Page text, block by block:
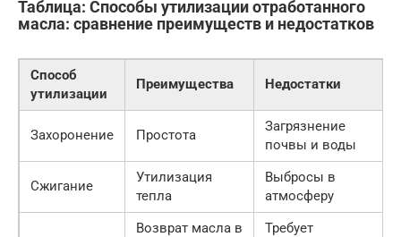
Таблица: Способы утилизации отработанного
масла: сравнение преимуществ и недостатков
Способ
утилизации
Преимущества Недостатки
Захоронение Простота
Загрязнение
почвы и воды
Сжигание
Утилизация
тепла
Выбросы в
атмосферу
Возврат масла в
Требует